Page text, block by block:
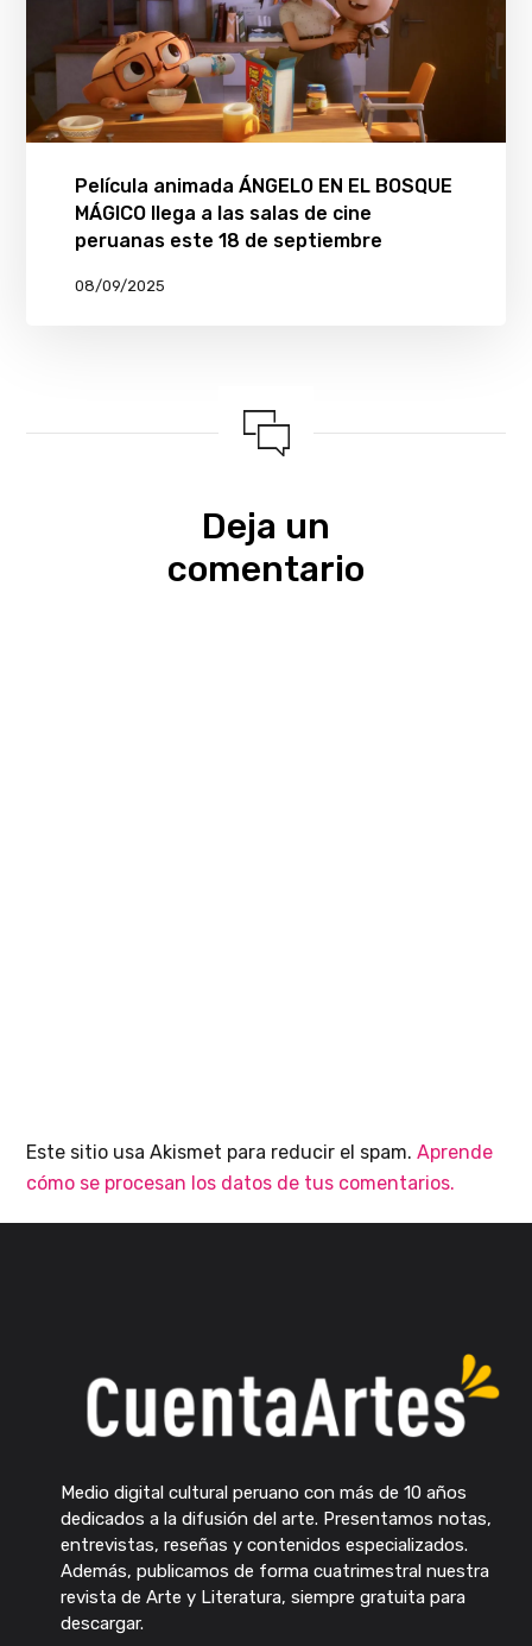
Película animada ÁNGELO EN EL BOSQUE
MÁGICO llega a las salas de cine
peruanas este 18 de septiembre
08/09/2025
Deja un
comentario
Este sitio usa Akismet para reducir el spam.Aprende
cómo se procesan los datos de tus comentarios.
Medio digital cultural peruano con más de 10 años
dedicados a la difusión del arte. Presentamos notas,
entrevistas, reseñas y contenidos especializados.
Además, publicamos de forma cuatrimestral nuestra
revista de Arte y Literatura, siempre gratuita para
descargar.